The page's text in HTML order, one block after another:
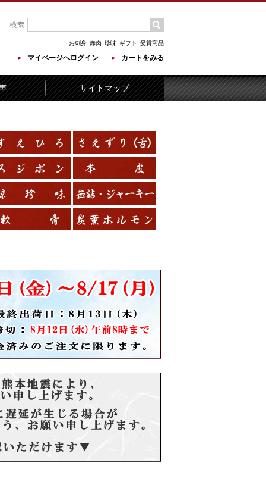
お刺身 赤肉 珍味 ギフト 受賞商品
マイページへログイン カートをみる
サイトマップ